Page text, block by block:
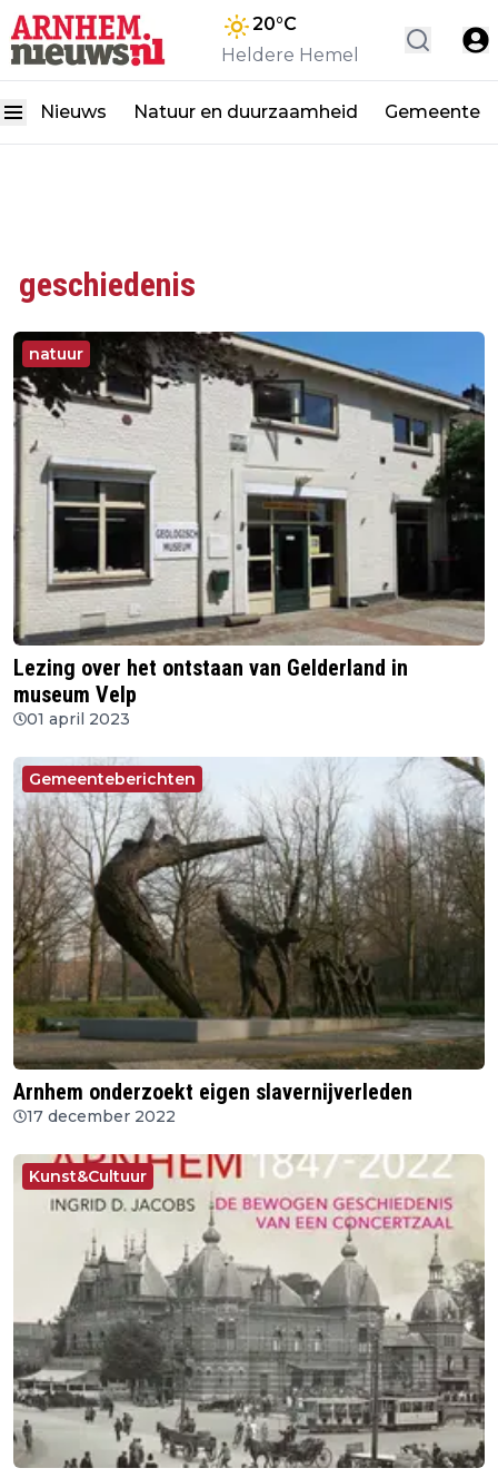
20°C
Heldere Hemel
Nieuws Natuur en duurzaamheid Gemeente
geschiedenis
natuur
Lezing over het ontstaan van Gelderland in
museum Velp
01 april 2023
Gemeenteberichten
Arnhem onderzoekt eigen slavernijverleden
17 december 2022
Kunst&Cultuur